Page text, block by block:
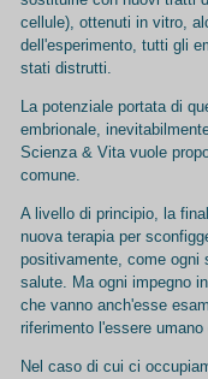
cellule), ottenuti in vitro,
dell'esperimento, tutti gli
stati distrutti.
La potenziale portata di
embrionale,
Scienza & Vita vuole
comune.
A livello di principio, la
nuova terapia per
positivamente, come ogni
salute. Ma ogni impegno
che vanno anch'esse
riferimento l'essere
Nel caso di cui ci